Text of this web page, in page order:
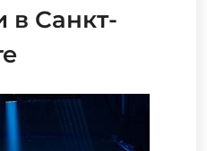
в Санкт-